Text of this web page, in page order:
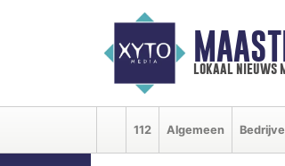
lokaal nieuws
112 Algemeen